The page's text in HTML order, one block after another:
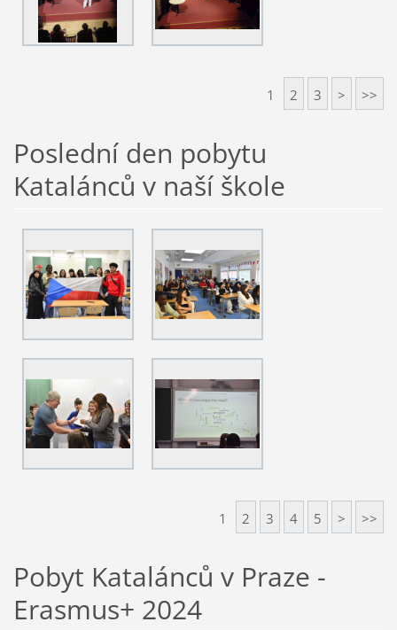
1 2 3 > >>
Poslední den pobytu
Katalánců v naší škole
1 2 3 4 5 > >>
Pobyt Katalánců v Praze -
Erasmus+ 2024